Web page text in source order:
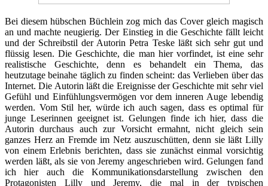
Bei diesem hübschen Büchlein zog mich das Cover gleich magisch
an und machte neugierig. Der Einstieg in die Geschichte fällt leicht
und der Schreibstil der Autorin Petra Teske läßt sich sehr gut und
flüssig lesen. Die Geschichte, die man hier vorfindet, ist eine sehr
realistische Geschichte, denn es behandelt ein Thema, das
heutzutage beinahe täglich zu finden scheint: das Verlieben über das
Internet. Die Autorin läßt die Ereignisse der Geschichte mit sehr viel
Gefühl und Einfühlungsvermögen vor dem inneren Auge lebendig
werden. Vom Stil her, würde ich auch sagen, dass es optimal für
junge Leserinnen geeignet ist. Gelungen finde ich hier, dass die
Autorin durchaus auch zur Vorsicht ermahnt, nicht gleich sein
ganzes Herz an Fremde im Netz auszuschütten, denn sie läßt Lilly
von einem Erlebnis berichten, dass sie zunächst einmal vorsichtig
werden läßt, als sie von Jeremy angeschrieben wird. Gelungen fand
ich hier auch die Kommunikationsdarstellung zwischen den
Protagonisten Lilly und Jeremy, die mal in der typischen